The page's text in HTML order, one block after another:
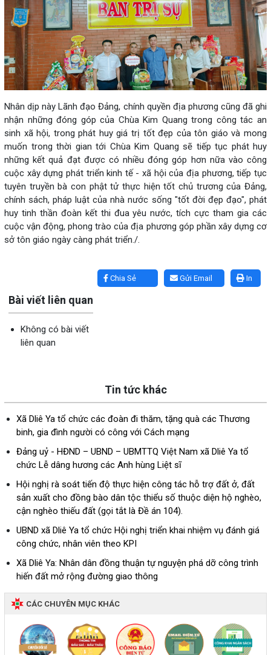
Nhân dịp này Lãnh đạo Đảng, chính quyền địa phương cũng đã ghi
nhận những đóng góp của Chùa Kim Quang trong công tác an
sinh xã hội, trong phát huy giá trị tốt đẹp của tôn giáo và mong
muốn trong thời gian tới Chùa Kim Quang sẽ tiếp tục phát huy
những kết quả đạt được có nhiều đóng góp hơn nữa vào công
cuộc xây dựng phát triển kinh tế - xã hội của địa phương, tiếp tục
tuyên truyền bà con phật tử thực hiện tốt chủ trương của Đảng,
chính sách, pháp luật của nhà nước sống "tốt đời đẹp đạo", phát
huy tinh thần đoàn kết thi đua yêu nước, tích cực tham gia các
cuộc vận động, phong trào của địa phương góp phần xây dựng cơ
sở tôn giáo ngày càng phát triển./.
In
Gửi Email
Chia Sẻ
Bài viết liên quan
Không có bài viết
liên quan
Tin tức khác
Xã Dliê Ya tổ chức các đoàn đi thăm, tặng quà các Thương
binh, gia đình người có công với Cách mạng
Đảng uỷ - HĐND – UBND – UBMTTQ Việt Nam xã Dliê Ya tổ
chức Lễ dâng hương các Anh hùng Liệt sĩ
Hội nghị rà soát tiến độ thực hiện công tác hỗ trợ đất ở, đất
sản xuất cho đồng bào dân tộc thiểu số thuộc diện hộ nghèo,
cận nghèo thiếu đất (gọi tắt là Đề án 104).
UBND xã Dliê Ya tổ chức Hội nghị triển khai nhiệm vụ đánh giá
công chức, nhân viên theo KPI
Xã Dliê Ya: Nhân dân đồng thuận tự nguyện phá dỡ công trình
hiến đất mở rộng đường giao thông
CÁC CHUYÊN MỤC KHÁC